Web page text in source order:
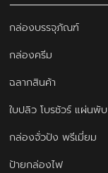
กล่องบรรจุภัณฑ์
กล่องครีม
ฉลากสินค้า
ใบปลิว โบรชัวร์ แผ่นพับ
กล่องจั่วปัง พรีเมี่ยม
ป้ายกล่องไฟ